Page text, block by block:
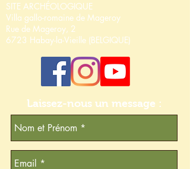
SITE ARCHÉOLOGIQUE
Villa gallo-romaine de Mageroy
Rue de Mageroy, 2
6723 Habay-la-Vieille (BELGIQUE)
Laissez-nous un message :​​